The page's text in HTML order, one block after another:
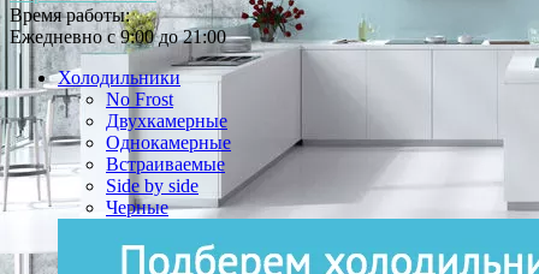
Время работы:
Ежедневно с 9:00 до 21:00
Холодильники
No Frost
Двухкамерные
Однокамерные
Встраиваемые
Side by side
Черные